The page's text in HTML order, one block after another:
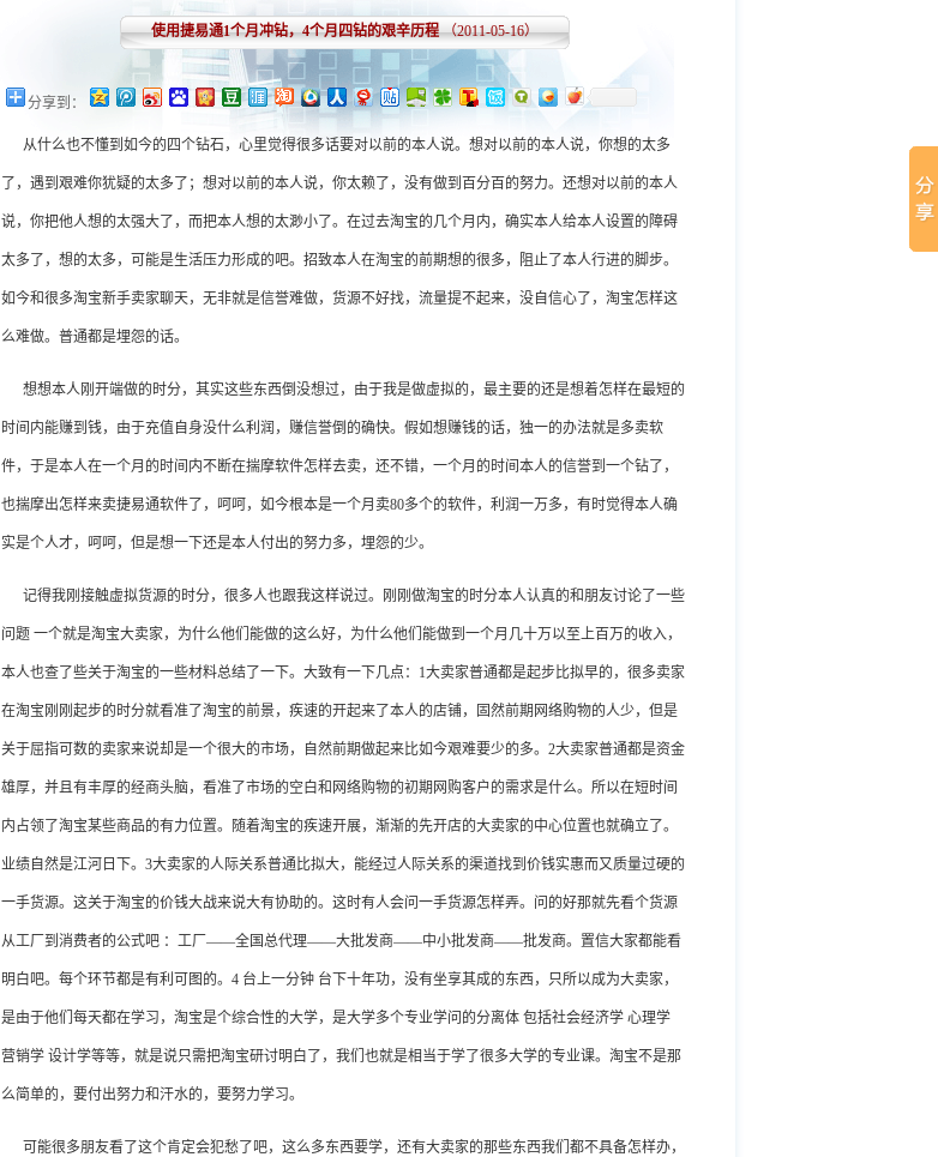
使用捷易通1个月冲钻，4个月四钻的艰辛历程（2011-05-16）
分享到：
从什么也不懂到如今的四个钻石，心里觉得很多话要对以前的本人说。想对以前的本人说，你想的太多
了，遇到艰难你犹疑的太多了；想对以前的本人说，你太赖了，没有做到百分百的努力。还想对以前的本人
说，你把他人想的太强大了，而把本人想的太渺小了。在过去淘宝的几个月内，确实本人给本人设置的障碍
太多了，想的太多，可能是生活压力形成的吧。招致本人在淘宝的前期想的很多，阻止了本人行进的脚步。
如今和很多淘宝新手卖家聊天，无非就是信誉难做，货源不好找，流量提不起来，没自信心了，淘宝怎样这
么难做。普通都是埋怨的话。
想想本人刚开端做的时分，其实这些东西倒没想过，由于我是做虚拟的，最主要的还是想着怎样在最短的
时间内能赚到钱，由于充值自身没什么利润，赚信誉倒的确快。假如想赚钱的话，独一的办法就是多卖软
件，于是本人在一个月的时间内不断在揣摩软件怎样去卖，还不错，一个月的时间本人的信誉到一个钻了，
也揣摩出怎样来卖捷易通软件了，呵呵，如今根本是一个月卖80多个的软件，利润一万多，有时觉得本人确
实是个人才，呵呵，但是想一下还是本人付出的努力多，埋怨的少。
记得我刚接触虚拟货源的时分，很多人也跟我这样说过。刚刚做淘宝的时分本人认真的和朋友讨论了一些
问题 一个就是淘宝大卖家，为什么他们能做的这么好，为什么他们能做到一个月几十万以至上百万的收入，
本人也查了些关于淘宝的一些材料总结了一下。大致有一下几点：1大卖家普通都是起步比拟早的，很多卖家
在淘宝刚刚起步的时分就看准了淘宝的前景，疾速的开起来了本人的店铺，固然前期网络购物的人少，但是
关于屈指可数的卖家来说却是一个很大的市场，自然前期做起来比如今艰难要少的多。2大卖家普通都是资金
雄厚，并且有丰厚的经商头脑，看准了市场的空白和网络购物的初期网购客户的需求是什么。所以在短时间
内占领了淘宝某些商品的有力位置。随着淘宝的疾速开展，渐渐的先开店的大卖家的中心位置也就确立了。
业绩自然是江河日下。3大卖家的人际关系普通比拟大，能经过人际关系的渠道找到价钱实惠而又质量过硬的
一手货源。这关于淘宝的价钱大战来说大有协助的。这时有人会问一手货源怎样弄。问的好那就先看个货源
从工厂到消费者的公式吧 ：工厂——全国总代理——大批发商——中小批发商——批发商。置信大家都能看
明白吧。每个环节都是有利可图的。4 台上一分钟 台下十年功，没有坐享其成的东西，只所以成为大卖家，
是由于他们每天都在学习，淘宝是个综合性的大学，是大学多个专业学问的分离体 包括社会经济学 心理学
营销学 设计学等等，就是说只需把淘宝研讨明白了，我们也就是相当于学了很多大学的专业课。淘宝不是那
么简单的，要付出努力和汗水的，要努力学习。
可能很多朋友看了这个肯定会犯愁了吧，这么多东西要学，还有大卖家的那些东西我们都不具备怎样办，